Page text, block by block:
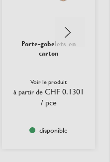
Porte-gobelets en
carton
Voir le produit
à partir de CHF 0.1301
/ pce
disponible